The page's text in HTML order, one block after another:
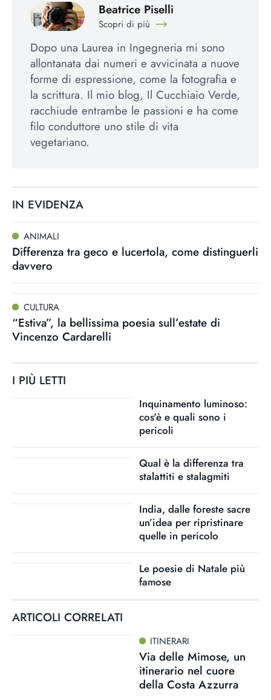
Beatrice Piselli
Scopri di più
Dopo una Laurea in Ingegneria mi sono
allontanata dai numeri e avvicinata a nuove
forme di espressione, come la fotografia e
la scrittura. Il mio blog, Il Cucchiaio Verde,
racchiude entrambe le passioni e ha come
filo conduttore uno stile di vita
vegetariano.
IN EVIDENZA
ANIMALI
Differenza tra geco e lucertola, come distinguerli
davvero
CULTURA
“Estiva”, la bellissima poesia sull’estate di
Vincenzo Cardarelli
I PIÙ LETTI
Inquinamento luminoso:
cos'è e quali sono i
pericoli
Qual è la differenza tra
stalattiti e stalagmiti
India, dalle foreste sacre
un’idea per ripristinare
quelle in pericolo
Le poesie di Natale più
famose
ARTICOLI CORRELATI
ITINERARI
Via delle Mimose, un
itinerario nel cuore
della Costa Azzurra